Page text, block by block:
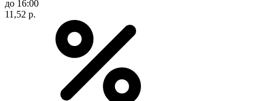
до 16:00
11,52 р.